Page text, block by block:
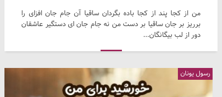
من از کجا پند از کجا باده بگردان ساقیا آن جام جان افزای را
برریز بر جان ساقیا بر دست من نه جام جان ای دستگیر عاشقان
دور از لب بیگانگان...
رسول یونان